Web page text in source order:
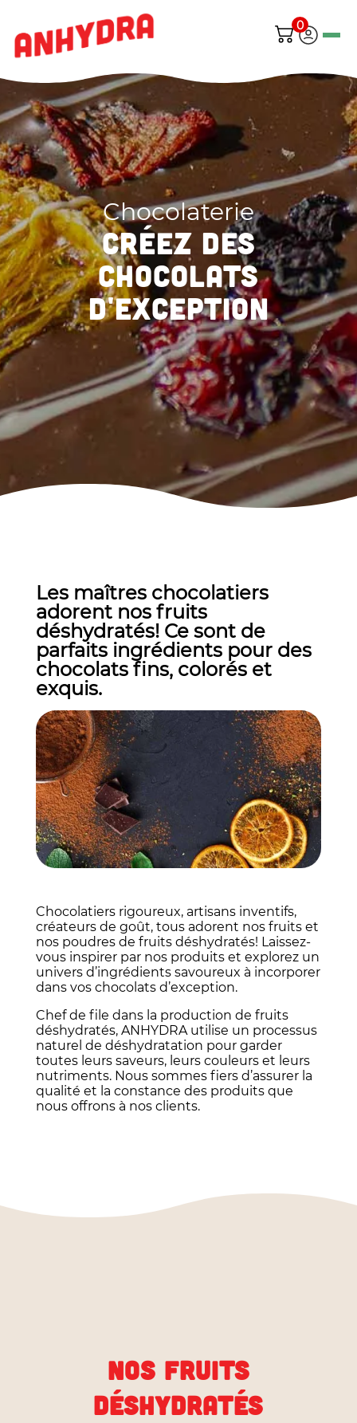
0
Chocolaterie
CRÉEZ DES
CHOCOLATS
D'EXCEPTION
Les maîtres chocolatiers
adorent nos fruits
déshydratés! Ce sont de
parfaits ingrédients pour des
chocolats fins, colorés et
exquis.
Chocolatiers rigoureux, artisans inventifs,
créateurs de goût, tous adorent nos fruits et
nos poudres de fruits déshydratés! Laissez-
vous inspirer par nos produits et explorez un
univers d’ingrédients savoureux à incorporer
dans vos chocolats d’exception.
Chef de file dans la production de fruits
déshydratés, ANHYDRA utilise un processus
naturel de déshydratation pour garder
toutes leurs saveurs, leurs couleurs et leurs
nutriments. Nous sommes fiers d’assurer la
qualité et la constance des produits que
nous offrons à nos clients.
NOS FRUITS
DÉSHYDRATÉS